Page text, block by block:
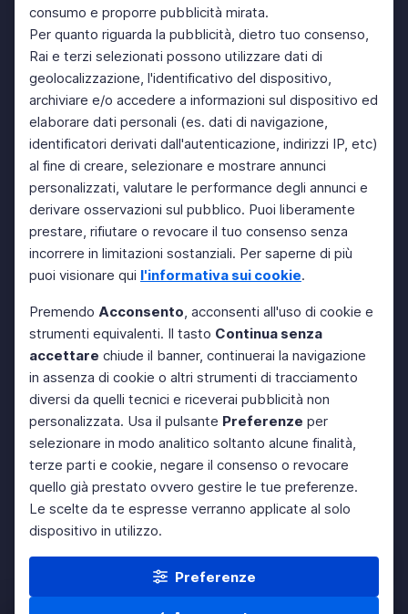
consumo e proporre pubblicità mirata.
Per quanto riguarda la pubblicità, dietro tuo consenso,
Rai e terzi selezionati possono utilizzare dati di
geolocalizzazione, l'identificativo del dispositivo,
archiviare e/o accedere a informazioni sul dispositivo ed
elaborare dati personali (es. dati di navigazione,
identificatori derivati dall'autenticazione, indirizzi IP, etc)
al fine di creare, selezionare e mostrare annunci
personalizzati, valutare le performance degli annunci e
derivare osservazioni sul pubblico. Puoi liberamente
prestare, rifiutare o revocare il tuo consenso senza
incorrere in limitazioni sostanziali. Per saperne di più
puoi visionare qui l'informativa sui cookie.
Premendo Acconsento, acconsenti all'uso di cookie e
strumenti equivalenti. Il tasto Continua senza
accettare chiude il banner, continuerai la navigazione
in assenza di cookie o altri strumenti di tracciamento
diversi da quelli tecnici e riceverai pubblicità non
personalizzata. Usa il pulsante Preferenze per
selezionare in modo analitico soltanto alcune finalità,
terze parti e cookie, negare il consenso o revocare
quello già prestato ovvero gestire le tue preferenze.
Le scelte da te espresse verranno applicate al solo
dispositivo in utilizzo.
Preferenze